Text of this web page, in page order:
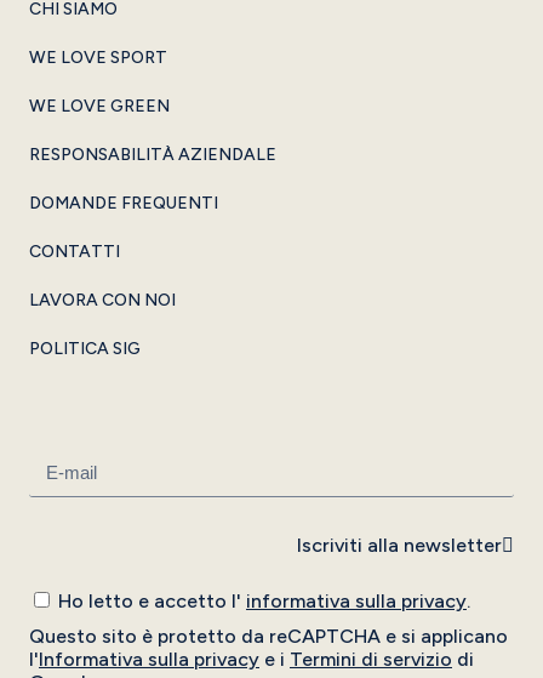
CHI SIAMO
WE LOVE SPORT
WE LOVE GREEN
RESPONSABILITÀ AZIENDALE
DOMANDE FREQUENTI
CONTATTI
LAVORA CON NOI
POLITICA SIG
Ho letto e accetto l' informativa sulla privacy.
Questo sito è protetto da reCAPTCHA e si applicano
l'Informativa sulla privacy e i Termini di servizio di
Iscriviti alla newsletter